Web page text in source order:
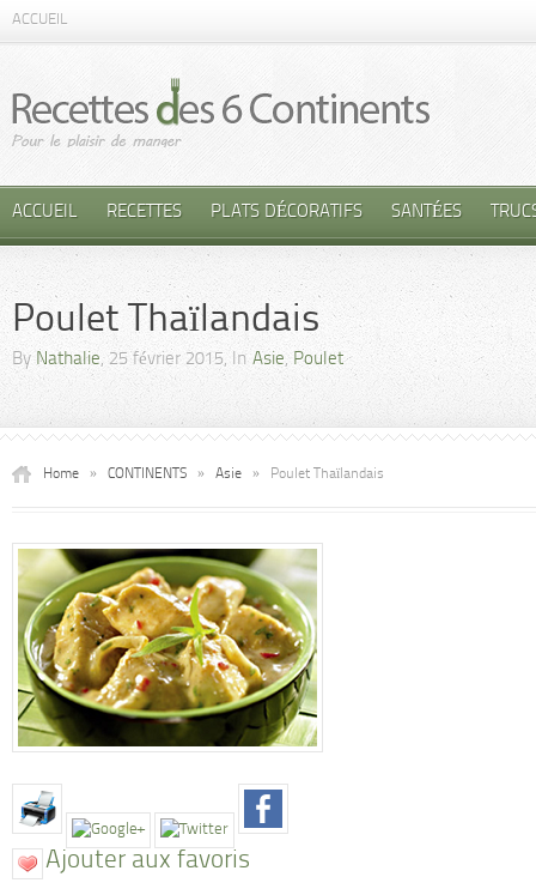
ACCUEIL
ACCUEIL RECETTES PLATS DÉCORATIFS SANTÉES
Poulet Thaïlandais
By Nathalie, 25 février 2015, In Asie, Poulet
Home » CONTINENTS » Asie » Poulet Thaïlandais
Ajouter aux favoris